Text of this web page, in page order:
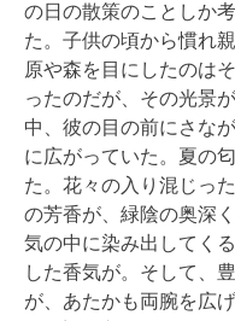
の日の散策のことしか
た。子供の頃から慣れ
原や森を目にしたのは
ったのだが、その光景
中、彼の目の前にさな
に広がっていた。夏の
た。花々の入り混じっ
の芳香が、緑陰の奥深
気の中に染み出してく
した香気が。そして、
が、あたかも両腕を広